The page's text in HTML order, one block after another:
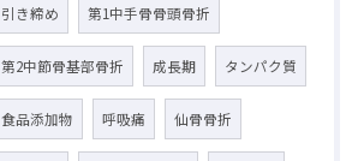
引き締め 第1中手骨骨頭骨折
第2中節骨基部骨折 成長期 タンパク質
食品添加物 呼吸痛 仙骨骨折